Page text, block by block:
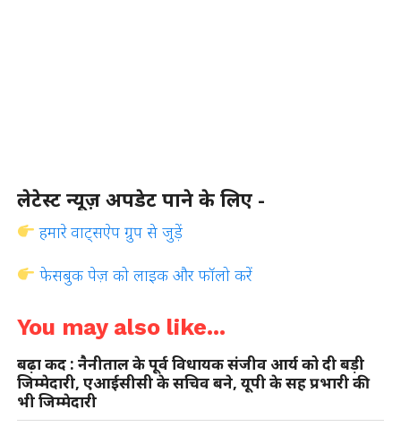
लेटेस्ट न्यूज़ अपडेट पाने के लिए -
हमारे वाट्सऐप ग्रुप से जुड़ें
फेसबुक पेज़ को लाइक और फॉलो करें
You may also like...
बढ़ा कद : नैनीताल के पूर्व विधायक संजीव आर्य को दी बड़ी
जिम्मेदारी, एआईसीसी के सचिव बने, यूपी के सह प्रभारी की
भी जिम्मेदारी